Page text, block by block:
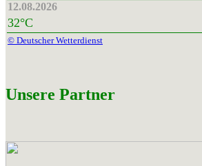
12.08.2026
32°C
© Deutscher Wetterdienst
Unsere Partner